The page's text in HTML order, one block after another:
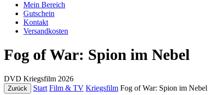
Mein Bereich
Gutschein
Kontakt
Versandkosten
Fog of War: Spion im Nebel
DVD Kriegsfilm 2026
Zurück Start Film & TV Kriegsfilm Fog of War: Spion im Nebel